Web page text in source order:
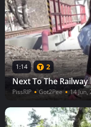
1:14 2
Next To The Railway
PissRIP Got2Pee 14 Jun,